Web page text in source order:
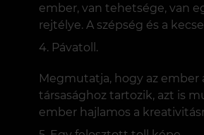
ember, van tehetsége, van
rejtélye. A szépség és a
Pávatoll.
Megmutatja, hogy az ember
társasághoz tartozik, azt is
ember hajlamos a